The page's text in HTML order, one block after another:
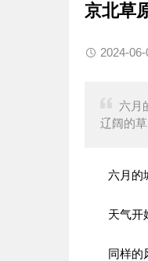
京北草
2024-
六月
辽阔的
六月的
天气开
同样的